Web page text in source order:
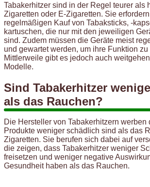
Tabakerhitzer sind in der Regel teurer als
Zigaretten oder E-Zigaretten. Sie
regelmäßigen Kauf von Tabaksticks, -
kartuschen, die nur mit den jeweiligen
sind. Zudem müssen die Geräte meist
und gewartet werden, um ihre Funktion zu
Mittlerweile gibt es jedoch auch
Modelle.
Sind Tabakerhitzer
als das Rauchen?
Die Hersteller von Tabakerhitzern werben
Produkte weniger schädlich sind als das
Zigaretten. Sie berufen sich dabei auf
die zeigen, dass Tabakerhitzer weniger
freisetzen und weniger negative
Gesundheit haben als das Rauchen.